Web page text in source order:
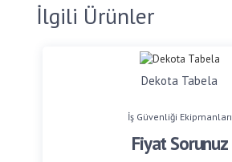
İlgili Ürünler
Dekota Tabela
İş Güvenliği Ekipmanları
Fiyat Sorunuz